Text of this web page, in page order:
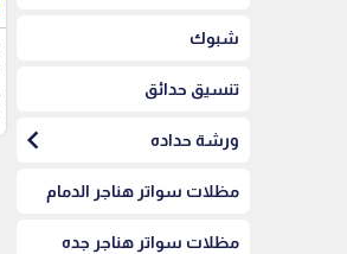
شبوك
تنسيق حدائق
ورشة حداده chevron_left
مظلات سواتر هناجر الدمام
مظلات سواتر هناجر جده